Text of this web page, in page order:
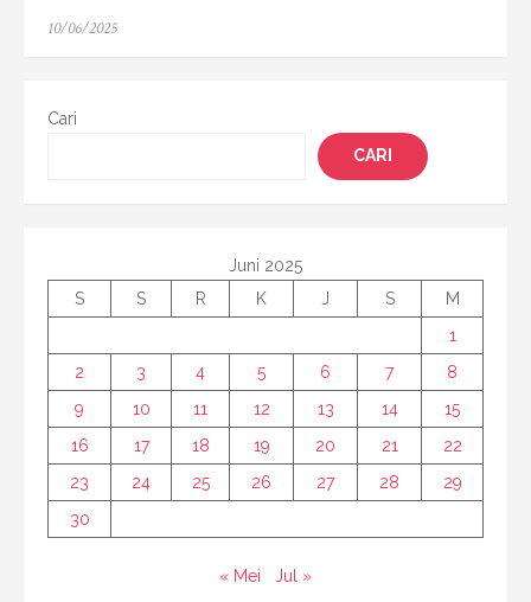
Posted
10/06/2025
Cari
CARI
Juni 2025
S
S R K J S
M
1
2
3 4 5 6 7
8
9
10 11 12 13 14
15
16
17 18 19 20 21
22
23
24 25 26 27 28
29
30
« Mei Jul »